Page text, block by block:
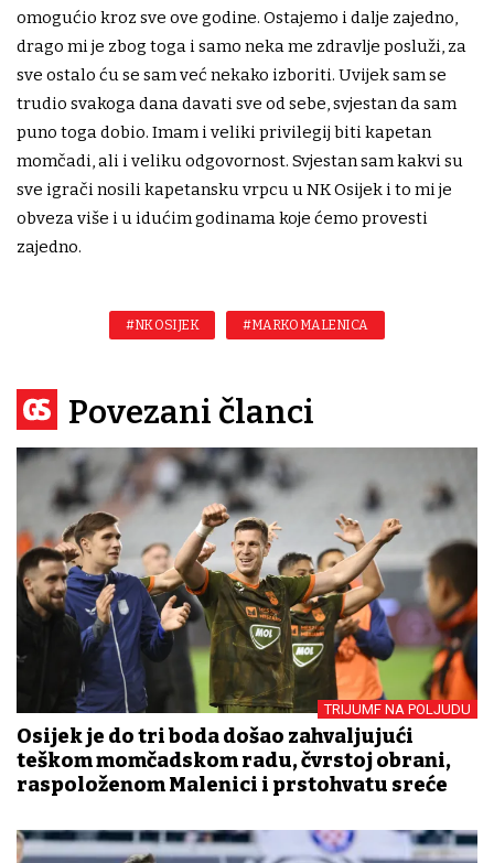
omogućio kroz sve ove godine. Ostajemo i dalje zajedno,
drago mi je zbog toga i samo neka me zdravlje posluži, za
sve ostalo ću se sam već nekako izboriti. Uvijek sam se
trudio svakoga dana davati sve od sebe, svjestan da sam
puno toga dobio. Imam i veliki privilegij biti kapetan
momčadi, ali i veliku odgovornost. Svjestan sam kakvi su
sve igrači nosili kapetansku vrpcu u NK Osijek i to mi je
obveza više i u idućim godinama koje ćemo provesti
zajedno.
#NK OSIJEK #MARKO MALENICA
Povezani članci
TRIJUMF NA POLJUDU
Osijek je do tri boda došao zahvaljujući
teškom momčadskom radu, čvrstoj obrani,
raspoloženom Malenici i prstohvatu sreće